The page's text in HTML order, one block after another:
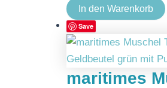
In den Warenkorb
Save
maritimes